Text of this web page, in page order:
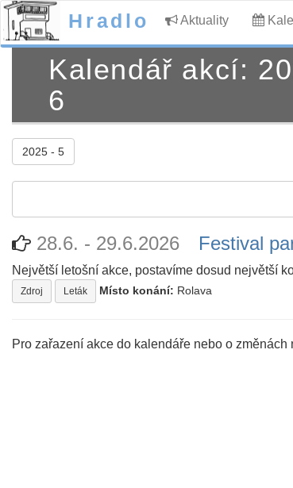
Hradlo Aktuality
Kalendář akcí:
6
2025 - 5
28.6. - 29.6.2026 Festival
Největší letošní akce, postavíme dosud největší
Zdroj Leták Místo konání: Rolava
Pro zařazení akce do kalendáře nebo o